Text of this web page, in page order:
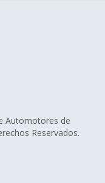
Automotores de
Reservados.